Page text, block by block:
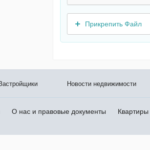
Прикрепить Файл
Новости недвижимости
О нас и правовые документы